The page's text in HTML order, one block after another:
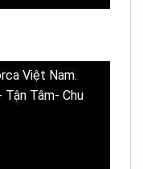
Việt Nam.
Tận Tâm- Chu